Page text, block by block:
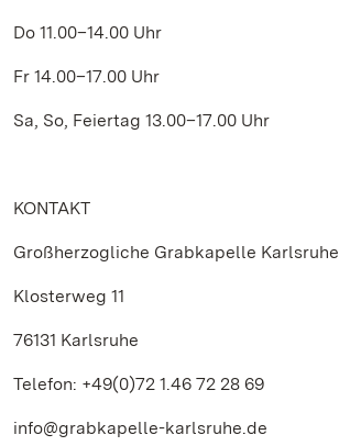
Do 11.00–14.00 Uhr
Fr 14.00–17.00 Uhr
Sa, So, Feiertag 13.00–17.00 Uhr
KONTAKT
Großherzogliche Grabkapelle Karlsruhe
Klosterweg 11
76131 Karlsruhe
Telefon: +49(0)72 1.46 72 28 69
info@grabkapelle-karlsruhe.de